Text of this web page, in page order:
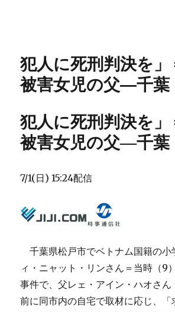
犯人に死刑判決を」
被害女児の父―千葉
犯人に死刑判決を」
被害女児の父―千葉
7/1(日) 15:24配信
千葉県松戸市でベトナム国籍の小
ィ・ニャット・リンさん＝当時（9
事件で、父レェ・アイン・ハオさ
前に同市内の自宅で取材に応じ、「